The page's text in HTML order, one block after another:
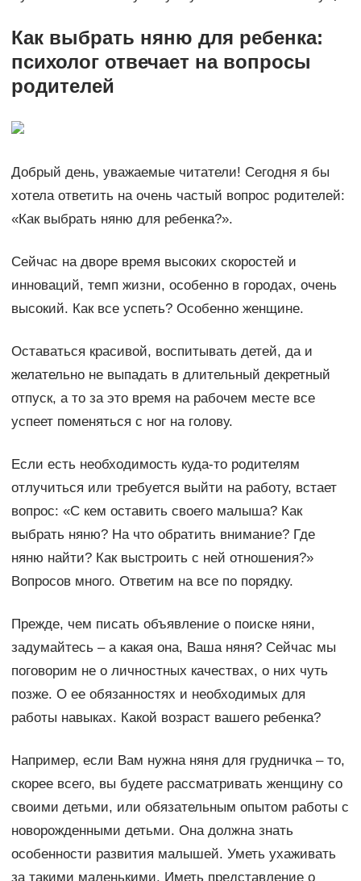
Как выбрать няню для ребенка:
психолог отвечает на вопросы
родителей
Добрый день, уважаемые читатели! Сегодня я бы
хотела ответить на очень частый вопрос родителей:
«Как выбрать няню для ребенка?».
Сейчас на дворе время высоких скоростей и
инноваций, темп жизни, особенно в городах, очень
высокий. Как все успеть? Особенно женщине.
Оставаться красивой, воспитывать детей, да и
желательно не выпадать в длительный декретный
отпуск, а то за это время на рабочем месте все
успеет поменяться с ног на голову.
Если есть необходимость куда-то родителям
отлучиться или требуется выйти на работу, встает
вопрос: «С кем оставить своего малыша? Как
выбрать няню? На что обратить внимание? Где
няню найти? Как выстроить с ней отношения?»
Вопросов много. Ответим на все по порядку.
Прежде, чем писать объявление о поиске няни,
задумайтесь – а какая она, Ваша няня? Сейчас мы
поговорим не о личностных качествах, о них чуть
позже. О ее обязанностях и необходимых для
работы навыках. Какой возраст вашего ребенка?
Например, если Вам нужна няня для грудничка – то,
скорее всего, вы будете рассматривать женщину со
своими детьми, или обязательным опытом работы с
новорожденными детьми. Она должна знать
особенности развития малышей. Уметь ухаживать
за такими маленькими. Иметь представление о